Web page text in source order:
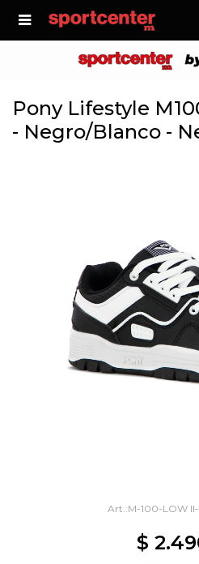

Pony Lifestyle
- Negro/Blanco -
M-100-LOW
$